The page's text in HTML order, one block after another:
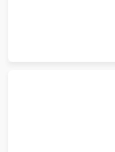
Обеспечение